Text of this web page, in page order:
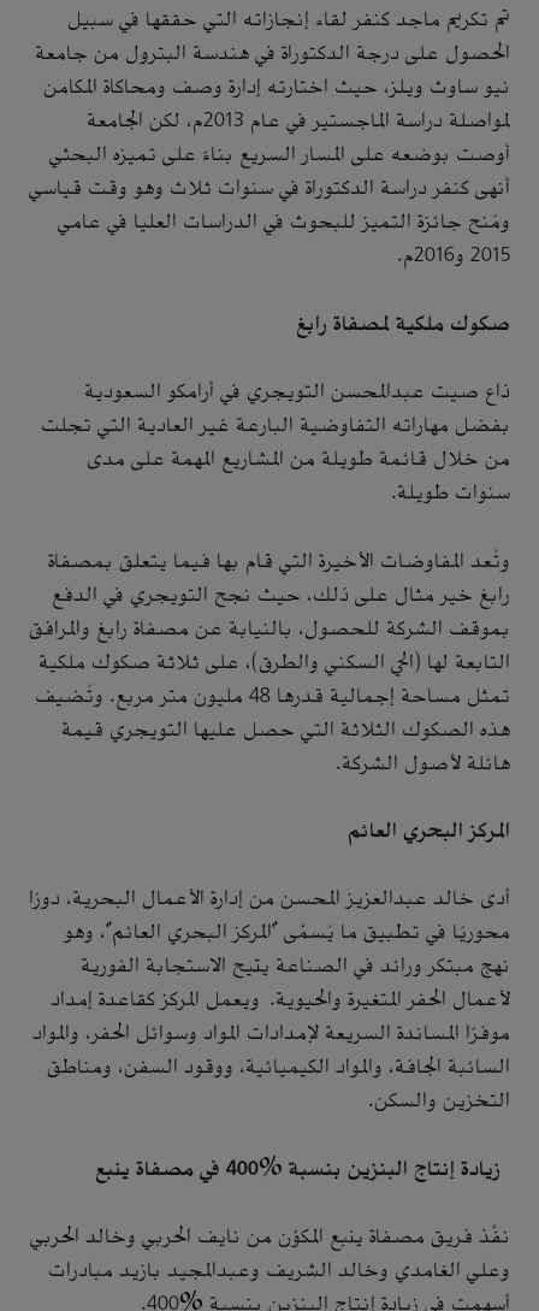
تم تكريم ماجد كنفر لقاء إنجازاته التي حققها في سبيل
الحصول على درجة الدكتوراة في هندسة البترول من جامعة
نيو ساوث ويلز، حيث اختارته إدارة وصف ومحاكاة المكامن
لمواصلة دراسة الماجستير في عام 2013م، لكن الجامعة
أوصت بوضعه على المسار السريع بناءً على تميزه البحثي
أنهى كنفر دراسة الدكتوراة في سنوات ثلاث وهو وقت قياسي
ومُنح جائزة التميز للبحوث في الدراسات العليا في عامي
2015 و2016م.
صكوك ملكية لمصفاة رابغ
ذاع صيت عبدالمحسن التويجري في أرامكو السعودية
بفضل مهاراته التفاوضية البارعة غير العادية التي تجلت
من خلال قائمة طويلة من المشاريع المهمة على مدى
سنوات طويلة.
وتُعد المفاوضات الأخيرة التي قام بها فيما يتعلق بمصفاة
رابغ خير مثال على ذلك، حيث نجح التويجري في الدفع
بموقف الشركة للحصول، بالنيابة عن مصفاة رابغ والمرافق
التابعة لها (الحي السكني والطرق)، على ثلاثة صكوك ملكية
تمثل مساحة إجمالية قدرها 48 مليون متر مربع. وتُضيف
هذه الصكوك الثلاثة التي حصل عليها التويجري قيمة
هائلة لأصول الشركة.
المركز البحري العائم
أدى خالد عبدالعزيز المحسن من إدارة الأعمال البحرية، دورًا
محوريًا في تطبيق ما يُسمَّى "المركز البحري العائم"، وهو
نهج مبتكر ورائد في الصناعة يتيح الاستجابة الفورية
لأعمال الحفر المتغيرة والحيوية. ويعمل المركز كقاعدة إمداد
موفرًا المساندة السريعة لإمدادات المواد وسوائل الحفر، والمواد
السائبة الجافة، والمواد الكيميائية، ووقود السفن، ومناطق
التخزين والسكن.
زيادة إنتاج البنزين بنسبة %400 في مصفاة ينبع
نفَّذ فريق مصفاة ينبع المكوَّن من نايف الحربي وخالد الحربي
وعلي الغامدي وخالد الشريف وعبدالمجيد بازيد مبادرات
أسهمت في زيادة إنتاج البنزين بنسبة %400.